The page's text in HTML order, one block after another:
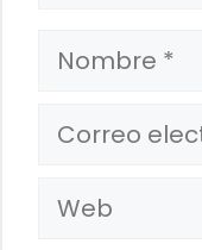
Nombre
Correo
electrónico
Web